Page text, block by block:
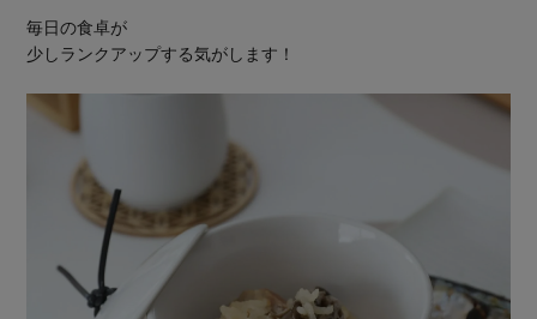
毎日の食卓が
少しランクアップする気がします！